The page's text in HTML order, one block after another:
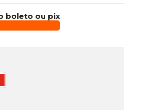
boleto ou pix